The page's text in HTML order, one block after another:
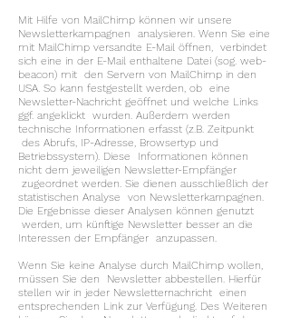
Mit Hilfe von MailChimp können wir unsere
Newsletterkampagnen analysieren. Wenn Sie eine
mit MailChimp versandte E-Mail öffnen, verbindet
sich eine in der E-Mail enthaltene Datei (sog. web-
beacon) mit den Servern von MailChimp in den
USA. So kann festgestellt werden, ob eine
Newsletter-Nachricht geöffnet und welche Links
ggf. angeklickt wurden. Außerdem werden
technische Informationen erfasst (z.B. Zeitpunkt
des Abrufs, IP-Adresse, Browsertyp und
Betriebssystem). Diese Informationen können
nicht dem jeweiligen Newsletter-Empfänger
zugeordnet werden. Sie dienen ausschließlich der
statistischen Analyse von Newsletterkampagnen.
Die Ergebnisse dieser Analysen können genutzt
werden, um künftige Newsletter besser an die
Interessen der Empfänger anzupassen.
Wenn Sie keine Analyse durch MailChimp wollen,
müssen Sie den Newsletter abbestellen. Hierfür
stellen wir in jeder Newsletternachricht einen
entsprechenden Link zur Verfügung. Des Weiteren